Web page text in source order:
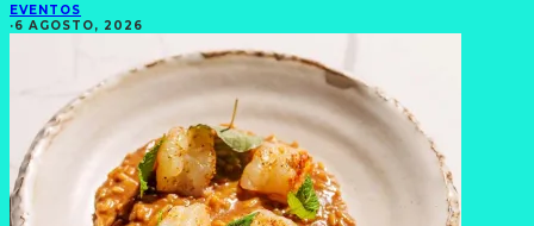
EVENTOS
·6 AGOSTO, 2026